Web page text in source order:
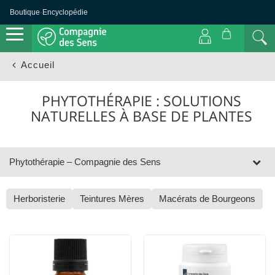
Boutique· Encyclopédie
Accueil
PHYTOTHÉRAPIE : SOLUTIONS
NATURELLES À BASE DE PLANTES
Phytothérapie – Compagnie des Sens
de
Gaïa (87)
Pranarom
(67)
Laboratoire
Le
Herbalgem
(29)
Nat &
Abbaye
de Sept-
(17)
Amoseeds
Herboristerie Teintures Mères Macérats de Bourgeons